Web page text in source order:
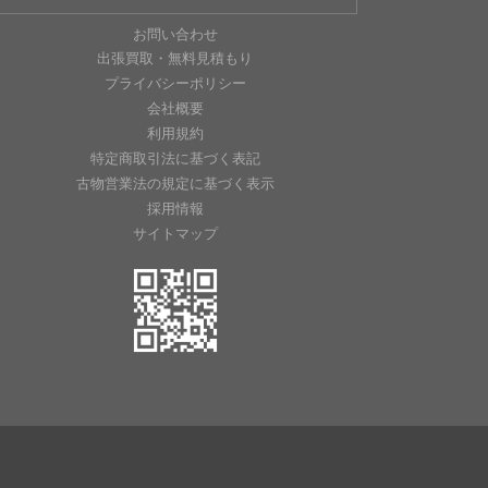
お問い合わせ
出張買取・無料見積もり
プライバシーポリシー
会社概要
利用規約
特定商取引法に基づく表記
古物営業法の規定に基づく表示
採用情報
サイトマップ